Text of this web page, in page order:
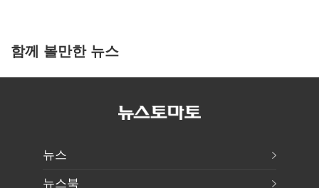
함께 볼만한 뉴스
뉴스
뉴스북